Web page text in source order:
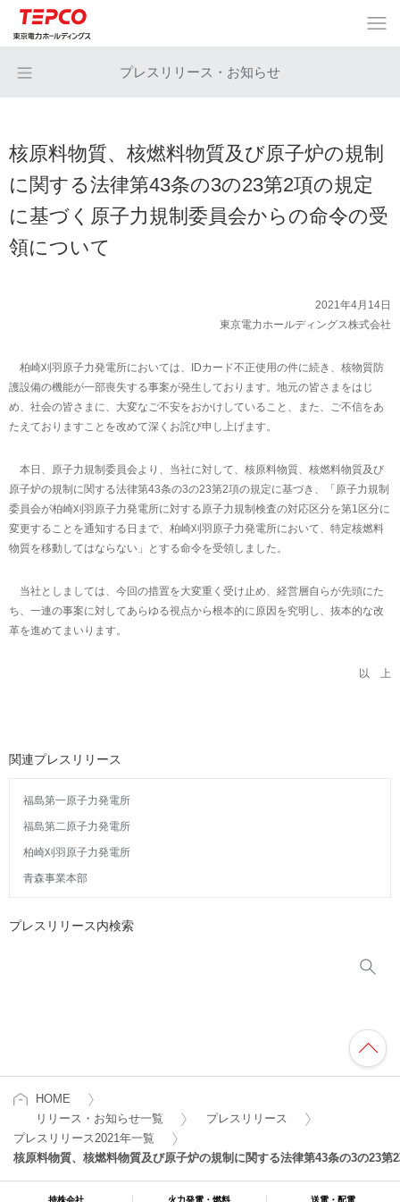
プレスリリース・お知らせ
核原料物質、核燃料物質及び原子炉の規制
に関する法律第43条の3の23第2項の規定
に基づく原子力規制委員会からの命令の受
領について
2021年4月14日
東京電力ホールディングス株式会社
柏崎刈羽原子力発電所においては、IDカード不正使用の件に続き、核物質防
護設備の機能が一部喪失する事案が発生しております。地元の皆さまをはじ
め、社会の皆さまに、大変なご不安をおかけしていること、また、ご不信をあ
たえておりますことを改めて深くお詫び申し上げます。
本日、原子力規制委員会より、当社に対して、核原料物質、核燃料物質及び
原子炉の規制に関する法律第43条の3の23第2項の規定に基づき、「原子力規制
委員会が柏崎刈羽原子力発電所に対する原子力規制検査の対応区分を第1区分に
変更することを通知する日まで、柏崎刈羽原子力発電所において、特定核燃料
物質を移動してはならない」とする命令を受領しました。
当社としましては、今回の措置を大変重く受け止め、経営層自らが先頭にた
ち、一連の事案に対してあらゆる視点から根本的に原因を究明し、抜本的な改
革を進めてまいります。
以 上
関連プレスリリース
福島第一原子力発電所
福島第二原子力発電所
柏崎刈羽原子力発電所
青森事業本部
プレスリリース内検索
HOME
リリース・お知らせ一覧
プレスリリース
プレスリリース2021年一覧
核原料物質、核燃料物質及び原子炉の規制に関する法律第43条の3の23
持株会社 火力発電・燃料 送電・配電